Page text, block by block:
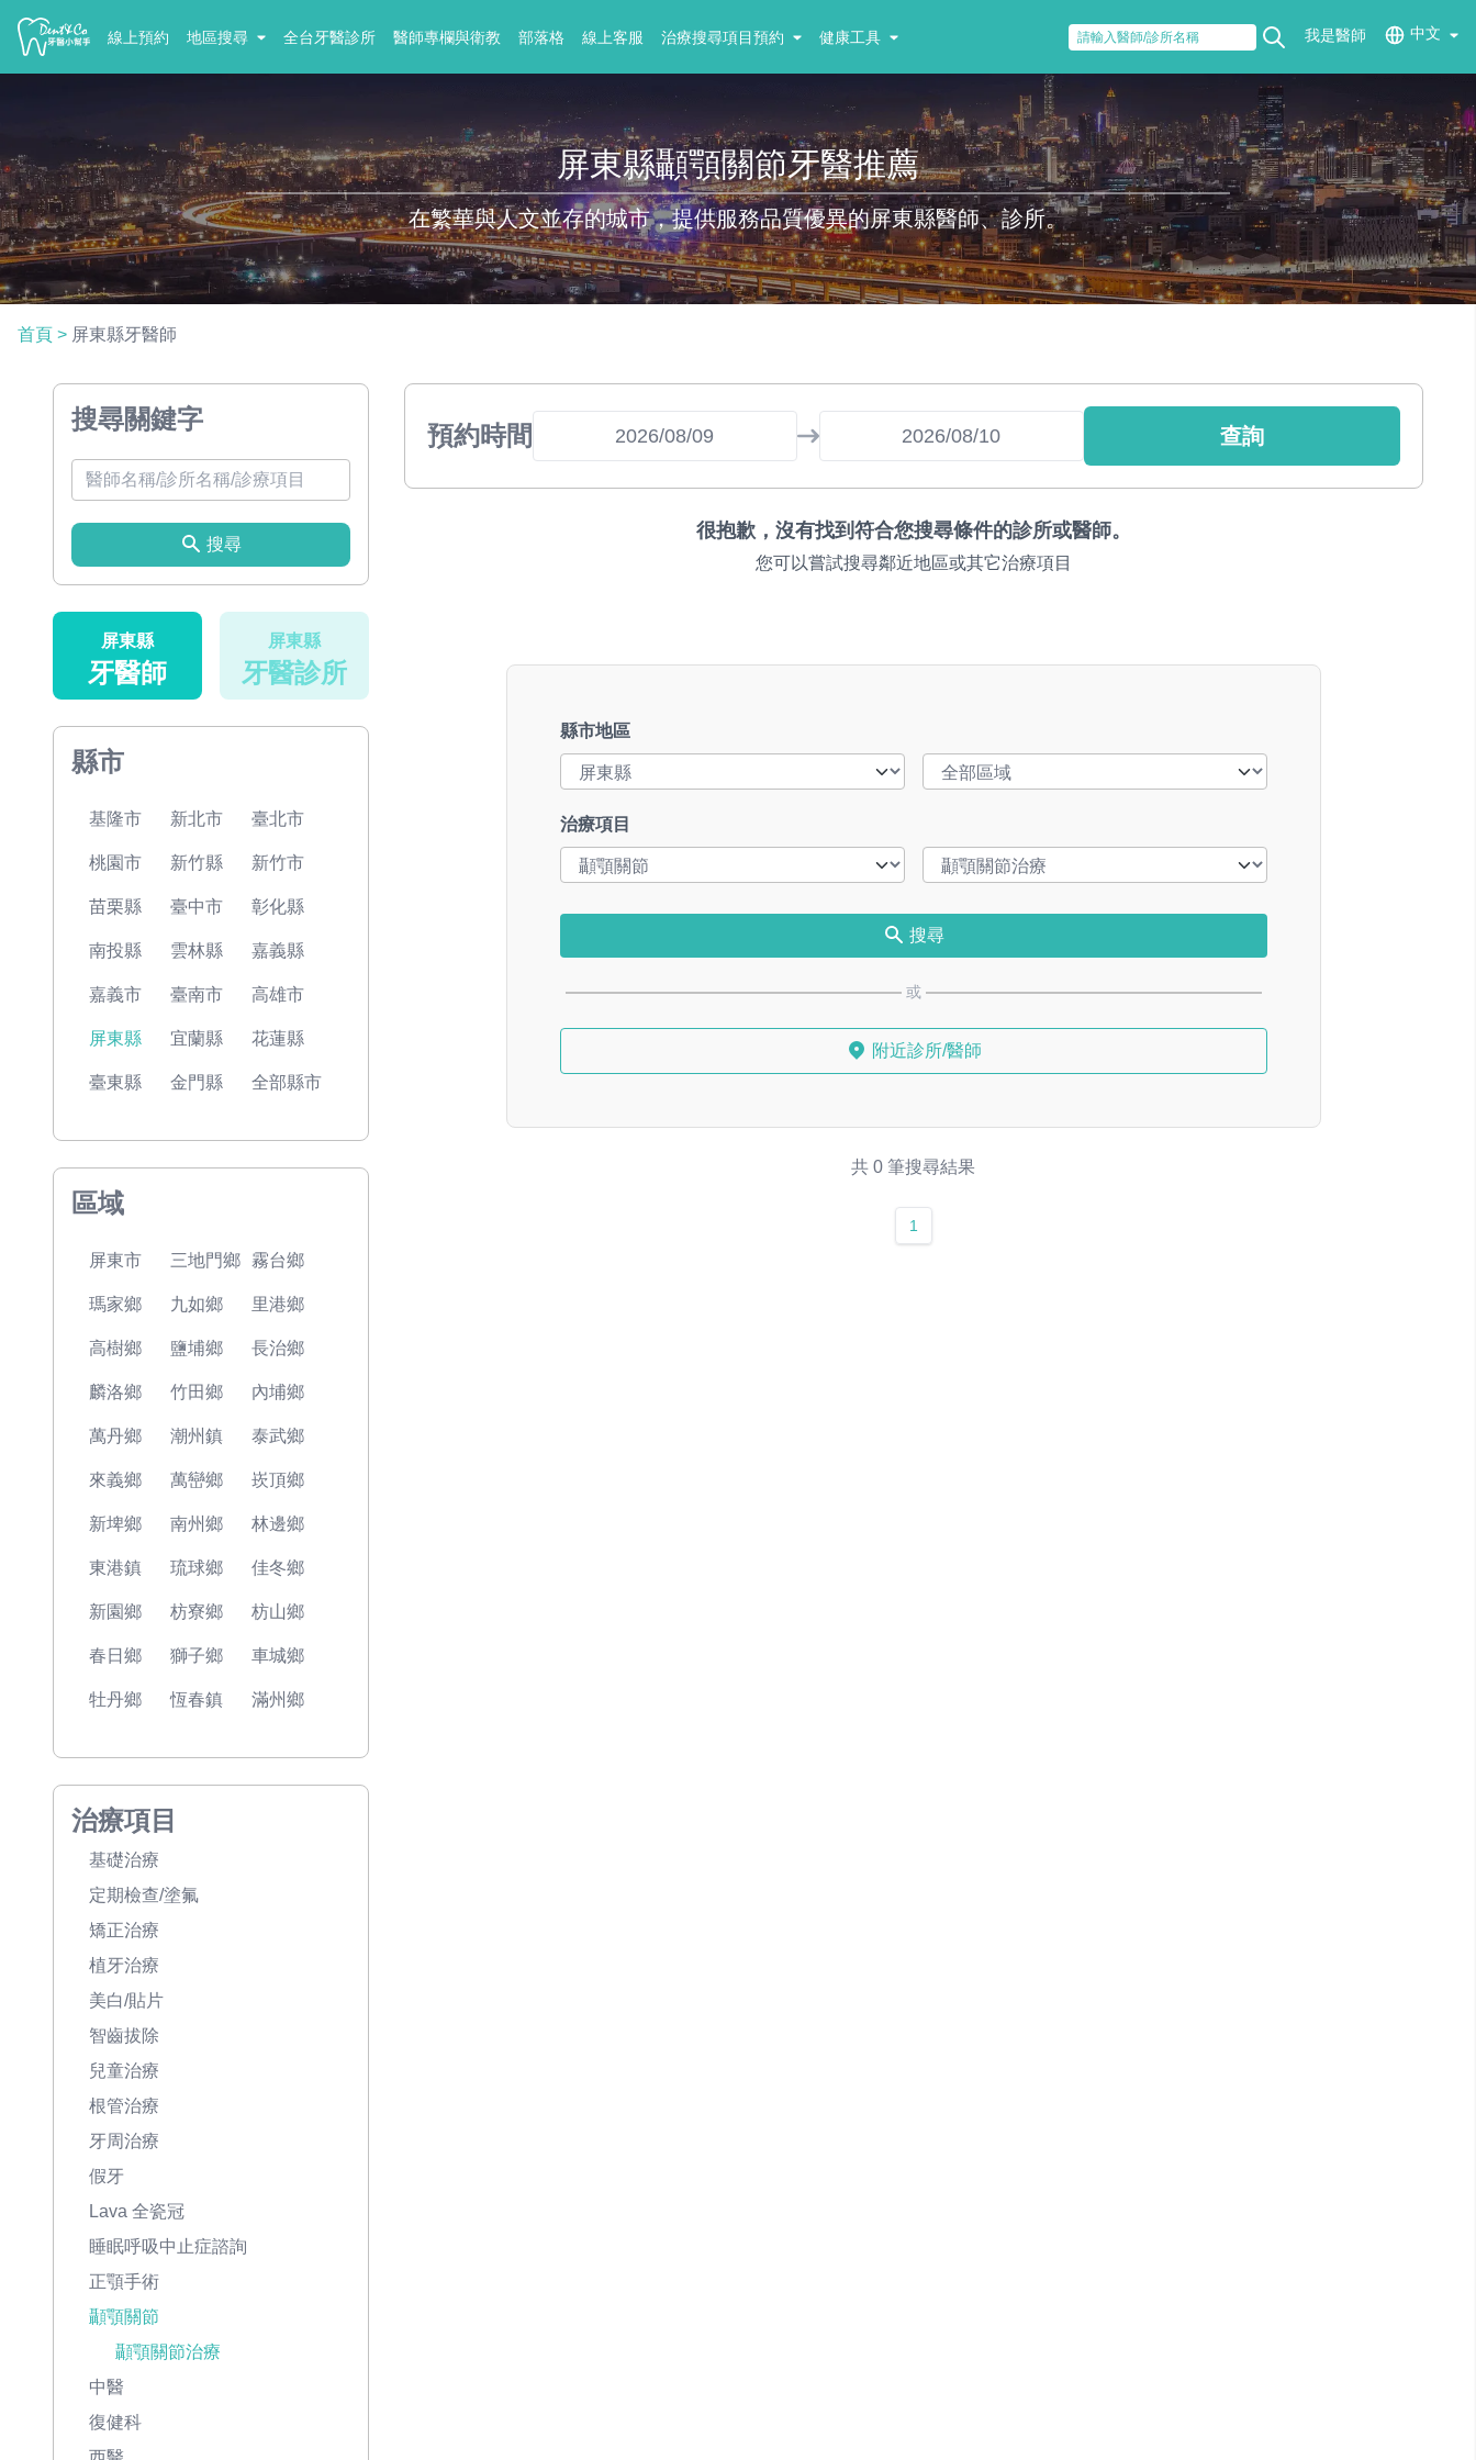
線上預約 地區搜尋 全台牙醫診所 醫師專欄與衛教 部落格 線上客服 治療搜尋項目預約 健康工具 我是醫師 中文
屏東縣顳顎關節牙醫推薦
在繁華與人文並存的城市，提供服務品質優異的屏東縣醫師、診所。
首頁 > 屏東縣牙醫師
搜尋關鍵字
搜尋
屏東縣
牙醫師
屏東縣
牙醫診所
縣市
基隆市 新北市 臺北市
桃園市 新竹縣 新竹市
苗栗縣 臺中市 彰化縣
南投縣 雲林縣 嘉義縣
嘉義市 臺南市 高雄市
屏東縣 宜蘭縣 花蓮縣
臺東縣 金門縣 全部縣市
區域
屏東市 三地門鄉 霧台鄉
瑪家鄉 九如鄉 里港鄉
高樹鄉 鹽埔鄉 長治鄉
麟洛鄉 竹田鄉 內埔鄉
萬丹鄉 潮州鎮 泰武鄉
來義鄉 萬巒鄉 崁頂鄉
新埤鄉 南州鄉 林邊鄉
東港鎮 琉球鄉 佳冬鄉
新園鄉 枋寮鄉 枋山鄉
春日鄉 獅子鄉 車城鄉
牡丹鄉 恆春鎮 滿州鄉
治療項目
基礎治療
定期檢查/塗氟
矯正治療
植牙治療
美白/貼片
智齒拔除
兒童治療
根管治療
牙周治療
假牙
Lava 全瓷冠
睡眠呼吸中止症諮詢
正顎手術
顳顎關節
顳顎關節治療
中醫
復健科
預約時間 查詢
很抱歉，沒有找到符合您搜尋條件的診所或醫師。
您可以嘗試搜尋鄰近地區或其它治療項目
縣市地區
治療項目
搜尋
或
附近診所/醫師
共 0 筆搜尋結果
1